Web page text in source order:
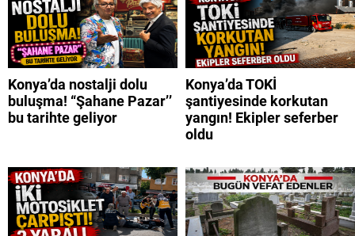
Konya’da nostalji dolu
buluşma! “Şahane Pazar’’
bu tarihte geliyor
Konya’da TOKİ
şantiyesinde korkutan
yangın! Ekipler seferber
oldu